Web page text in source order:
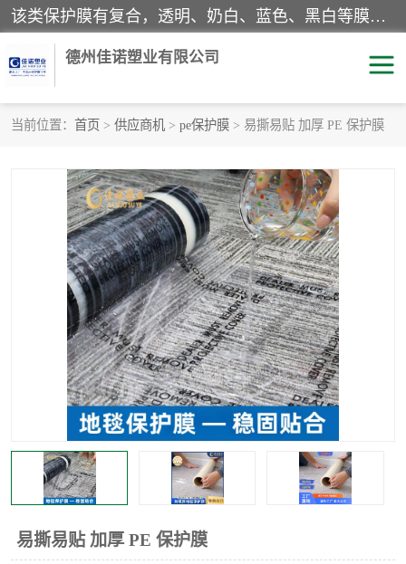
该类保护膜有复合，透明、奶白、蓝色、黑白等膜型。特高粘，高粘，中高粘，中粘，中低粘，低粘等。对于不同的粘力要求有相应的产品相适配。无胶渍残留污染。在较宽的收卷幅度下平整无皱纹，收卷长度大，利于机械化及自动化施工粘贴。为您的产品提供的表面保护解决方案。 产品广泛适用于：铝材、不锈钢、金属、塑料、电子、家电、家具、玻璃、化工材料、装饰材料等。
德州佳诺塑业有限公司
当前位置： 首页 > 供应商机 > pe保护膜 > 易撕易贴 加厚 PE 保护膜
易撕易贴 加厚 PE 保护膜
地毯保护膜 家具保护膜
拉伸缠绕膜 透明保护膜
黑白保护膜 乳白保护膜
明蓝保护膜 纯黑保护膜
印字保护膜 彩钢板保护膜
不绣钢板保护膜 两边上胶保护膜
窗缝阻风胶带 铝板保护膜